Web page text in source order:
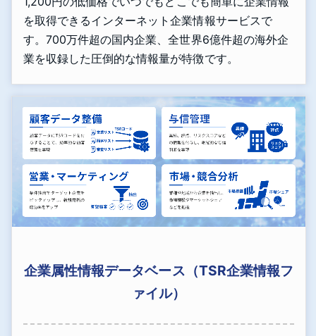
を取得できるインターネット企業情報サービスで
す。700万件超の国内企業、全世界6億件超の海外企
業を収録した圧倒的な情報量が特徴です。
企業属性情報データベース（TSR企業情報フ
ァイル）